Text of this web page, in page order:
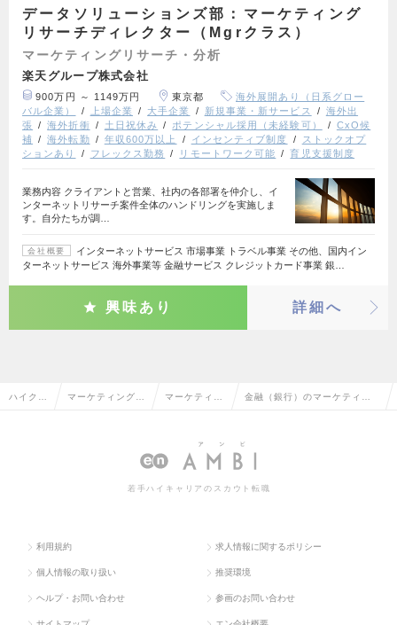
データソリューションズ部：マーケティング
リサーチディレクター（Mgrクラス）
マーケティングリサーチ・分析
楽天グループ株式会社
900万円 ～ 1149万円 東京都
海外展開あり（日系グロー
バル企業）
上場企業 大手企業 新規事業・新サービス
海外出
張
海外折衝 土日祝休み ポテンシャル採用（未経験可）
CxO候
補
海外転勤 年収600万以上 インセンティブ制度
ストックオプ
ションあり
フレックス勤務 リモートワーク可能 育児支援制度
業務内容 クライアントと営業、社内の各部署を仲介し、イ
ンターネットリサーチ案件全体のハンドリングを実施しま
す。自分たちが調…
会社概要
インターネットサービス 市場事業 トラベル事業 その他、国内イン
ターネットサービス 海外事業等 金融サービス クレジットカード事業 銀…
興味あり 詳細へ
ハイクラ マーケティング・ マーケティン
分析
金融（銀行）のマーケティン
人情報一覧
若手ハイキャリアのスカウト転職
利用規約 求人情報に関するポリシー
個人情報の取り扱い 推奨環境
ヘルプ・お問い合わせ 参画のお問い合わせ